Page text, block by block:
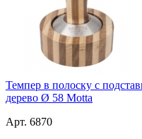
Темпер в полоску с
дерево Ø 58 Motta
Арт. 6870